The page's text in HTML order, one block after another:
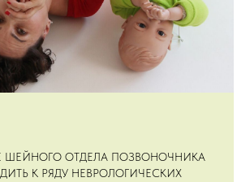
ШЕЙНОГО ОТДЕЛА ПОЗВОНОЧНИКА
К РЯДУ НЕВРОЛОГИЧЕСКИХ